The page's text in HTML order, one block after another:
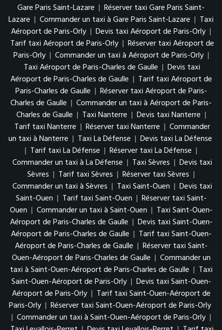
Gare Paris Saint-Lazare | Réserver taxi Gare Paris Saint-
Lazare | Commander un taxi à Gare Paris Saint-Lazare | Taxi
Aéroport de Paris-Orly | Devis taxi Aéroport de Paris-Orly |
Tarif taxi Aéroport de Paris-Orly | Réserver taxi Aéroport de
Paris-Orly | Commander un taxi à Aéroport de Paris-Orly |
Taxi Aéroport de Paris-Charles de Gaulle | Devis taxi
Aéroport de Paris-Charles de Gaulle | Tarif taxi Aéroport de
Paris-Charles de Gaulle | Réserver taxi Aéroport de Paris-
Charles de Gaulle | Commander un taxi à Aéroport de Paris-
Charles de Gaulle | Taxi Nanterre | Devis taxi Nanterre |
Tarif taxi Nanterre | Réserver taxi Nanterre | Commander
un taxi à Nanterre | Taxi La Défense | Devis taxi La Défense
| Tarif taxi La Défense | Réserver taxi La Défense |
Commander un taxi à La Défense | Taxi Sèvres | Devis taxi
Sèvres | Tarif taxi Sèvres | Réserver taxi Sèvres |
Commander un taxi à Sèvres | Taxi Saint-Ouen | Devis taxi
Saint-Ouen | Tarif taxi Saint-Ouen | Réserver taxi Saint-
Ouen | Commander un taxi à Saint-Ouen | Taxi Saint-Ouen-
Aéroport de Paris-Charles de Gaulle | Devis taxi Saint-Ouen-
Aéroport de Paris-Charles de Gaulle | Tarif taxi Saint-Ouen-
Aéroport de Paris-Charles de Gaulle | Réserver taxi Saint-
Ouen-Aéroport de Paris-Charles de Gaulle | Commander un
taxi à Saint-Ouen-Aéroport de Paris-Charles de Gaulle | Taxi
Saint-Ouen-Aéroport de Paris-Orly | Devis taxi Saint-Ouen-
Aéroport de Paris-Orly | Tarif taxi Saint-Ouen-Aéroport de
Paris-Orly | Réserver taxi Saint-Ouen-Aéroport de Paris-Orly
| Commander un taxi à Saint-Ouen-Aéroport de Paris-Orly |